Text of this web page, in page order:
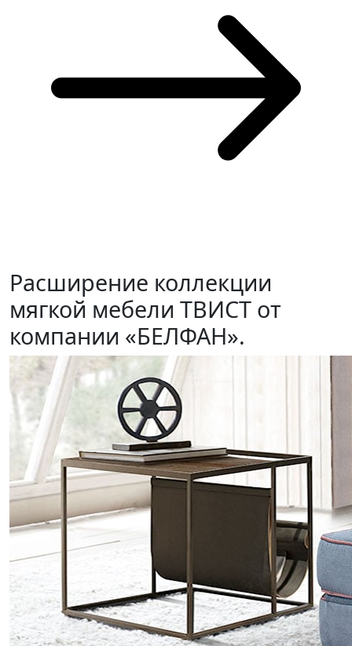
Расширение коллекции
мягкой мебели ТВИСТ от
компании «БЕЛФАН».